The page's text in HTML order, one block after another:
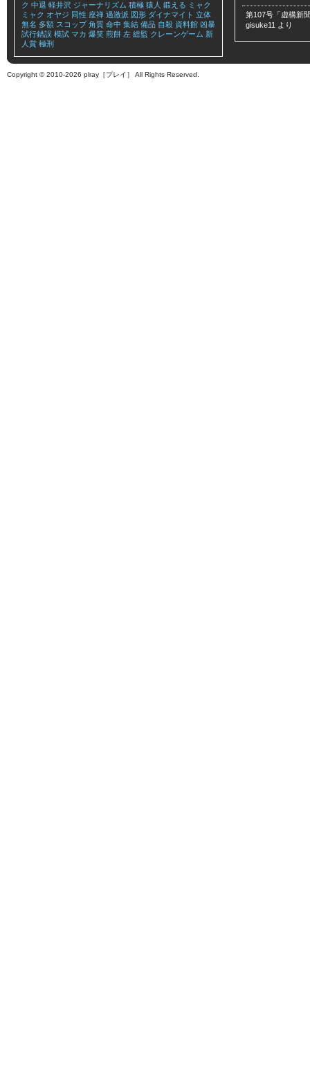
ク 中退 軽井沢 ジャーナリズム 積極 猿人 鍛える ミャク
ミャク オヤジ 同性 座禅 過激派 図形 ダイナマイト 立体
無名 多額 スコップ 角質 命中 集結 備品 自殺 資料館 凶暴
試行錯誤 模試 マカ 爆笑 煎餅 左 総監 クレーンゲーム 新
人賞 極刑
第107号「虚構新
gisuke11 より
Copyright © 2010-2026 plray［プレイ］ All Rights Reserved.